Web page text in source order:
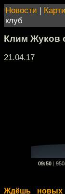
Новости |
клуб
Клим Жуков
21.04.17
09:50
Ждёшь новых